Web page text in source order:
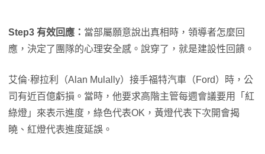
Step3 有效回應： 當部屬願意說出真相時，領導者怎麼回
應，決定了團隊的心理安全感。說穿了，就是建設性回饋。
艾倫·穆拉利（Alan Mulally）接手福特汽車（Ford）時，公
司有近百億虧損。當時，他要求高階主管每週會議要用「紅
綠燈」來表示進度，綠色代表OK，黃燈代表下次開會揭
曉、紅燈代表進度延誤。